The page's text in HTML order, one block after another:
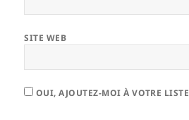
SITE WEB
OUI, AJOUTEZ-MOI À VOTRE